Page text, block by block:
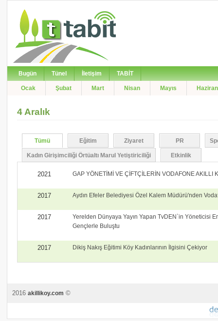
Bugün Tünel İletişim TABİT
Ocak Şubat Mart Nisan Mayıs Haziran
4 Aralık
Tümü Eğitim Ziyaret PR
Kadın Girişimciliği Örtüaltı Marul Yetiştiriciliği Etkinlik
2021 GAP YÖNETİMİ VE ÇİFTÇİLERİN VODAFONE AKILLI
2017 Aydın Efeler Belediyesi Özel Kalem Müdürü'nden
2017
Yerelden Dünyaya Yayın Yapan TvDEN`in Yöneticisi
Gençlerle Buluştu
2017 Dikiş Nakış Eğitimi Köy Kadınlarının İlgisini Çekiyor
2016 akillikoy.com ©